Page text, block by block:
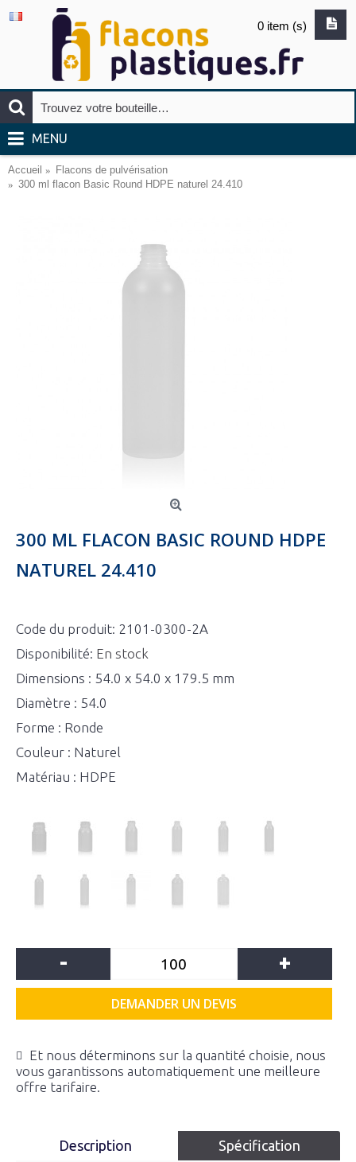
0 item (s)
MENU
Accueil
Flacons de pulvérisation
300 ml flacon Basic Round HDPE naturel 24.410
300 ML FLACON BASIC ROUND HDPE
NATUREL 24.410
Code du produit: 2101-0300-2A
Disponibilité: En stock
Dimensions : 54.0 x 54.0 x 179.5 mm
Diamètre : 54.0
Forme : Ronde
Couleur : Naturel
Matériau : HDPE
- +
DEMANDER UN DEVIS
Et nous déterminons sur la quantité choisie, nous
vous garantissons automatiquement une meilleure
offre tarifaire.
Description Spécification